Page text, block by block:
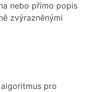
nebo přímo popis
zvýrazněnými
pro